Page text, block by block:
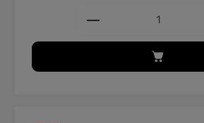
Produkt Anzahl: